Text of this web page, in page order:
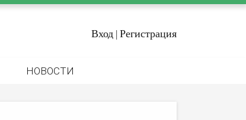
Вход | Регистрация
НОВОСТИ